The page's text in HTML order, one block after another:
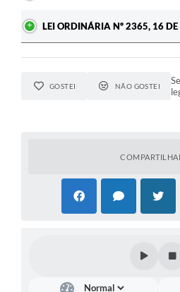
LEI ORDINÁRIA Nº 2365, 16
GOSTEI NÃO GOSTEI